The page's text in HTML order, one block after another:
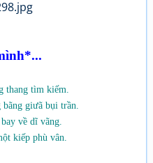
thang tìm kiếm.
giưã bụi trần.
về dĩ vãng.
kiếp phù vân.